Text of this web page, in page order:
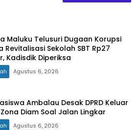
Maluku Telusuri Dugaan Korupsi
Revitalisasi Sekolah SBT Rp27
Kadisdik Diperiksa
Agustus 6, 2026
Ambalau Desak DPRD Keluar
Diam Soal Jalan Lingkar
Agustus 6, 2026